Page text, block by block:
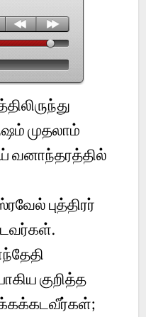
முதலாம்
வனாந்தரத்தில்
புத்திரர்
குறித்த